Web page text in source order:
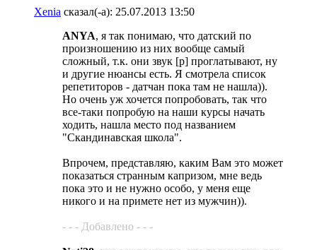
Xenia сказал(-а): 25.07.2013 13:50
ANYA, я так понимаю, что датский по
произношению из них вообще самый
сложный, т.к. они звук [р] проглатывают, ну
и другие нюансы есть. Я смотрела список
репетиторов - датчан пока там не нашла)).
Но очень уж хочется попробовать, так что
все-таки попробую на наши курсы начать
ходить, нашла место под названием
"Скандинавская школа".
Впрочем, представляю, каким Вам это может
показаться странным капризом, мне ведь
пока это и не нужно особо, у меня еще
никого и на примете нет из мужчин)).
- - - Добавлено - - -